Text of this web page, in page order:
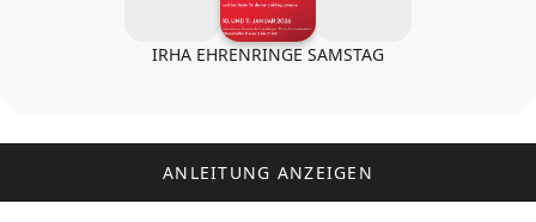
IRHA EHRENRINGE SAMSTAG
ANLEITUNG ANZEIGEN